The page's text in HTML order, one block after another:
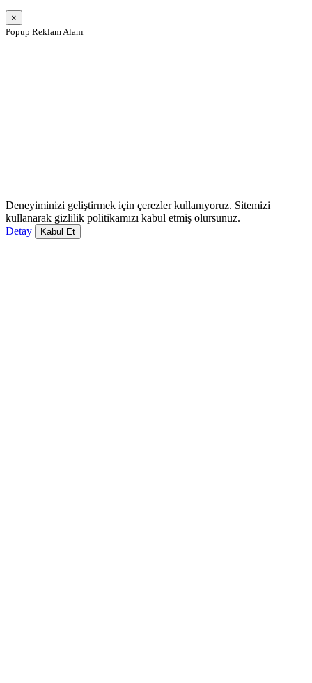
×
Popup Reklam Alanı
Deneyiminizi geliştirmek için çerezler kullanıyoruz. Sitemizi
kullanarak gizlilik politikamızı kabul etmiş olursunuz.
Detay
Kabul Et